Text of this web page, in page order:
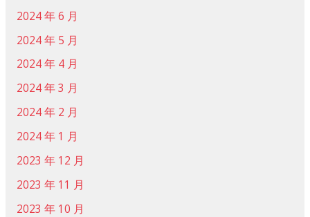
2024 年 6 月
2024 年 5 月
2024 年 4 月
2024 年 3 月
2024 年 2 月
2024 年 1 月
2023 年 12 月
2023 年 11 月
2023 年 10 月